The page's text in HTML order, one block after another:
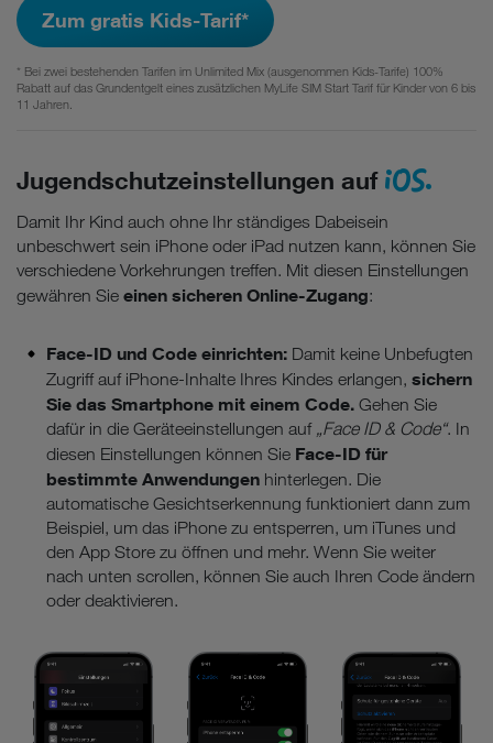
Zum gratis Kids-Tarif*
* Bei zwei bestehenden Tarifen im Unlimited Mix (ausgenommen Kids-Tarife) 100%
Rabatt auf das Grundentgelt eines zusätzlichen MyLife SIM Start Tarif für Kinder von 6 bis
11 Jahren.
Jugendschutzeinstellungen auf iOS.
Damit Ihr Kind auch ohne Ihr ständiges Dabeisein
unbeschwert sein iPhone oder iPad nutzen kann, können Sie
verschiedene Vorkehrungen treffen. Mit diesen Einstellungen
gewähren Sie einen sicheren Online-Zugang:
Face-ID und Code einrichten: Damit keine Unbefugten
Zugriff auf iPhone-Inhalte Ihres Kindes erlangen, sichern
Sie das Smartphone mit einem Code. Gehen Sie
dafür in die Geräteeinstellungen auf „Face ID & Code“. In
diesen Einstellungen können Sie Face-ID für
bestimmte Anwendungen hinterlegen. Die
automatische Gesichtserkennung funktioniert dann zum
Beispiel, um das iPhone zu entsperren, um iTunes und
den App Store zu öffnen und mehr. Wenn Sie weiter
nach unten scrollen, können Sie auch Ihren Code ändern
oder deaktivieren.